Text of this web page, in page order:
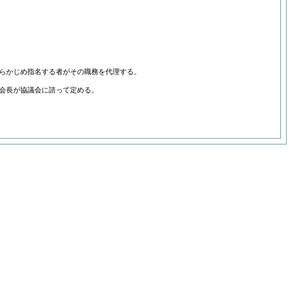
じめ指名する者がその職務を代理する。
長が協議会に諮って定める。